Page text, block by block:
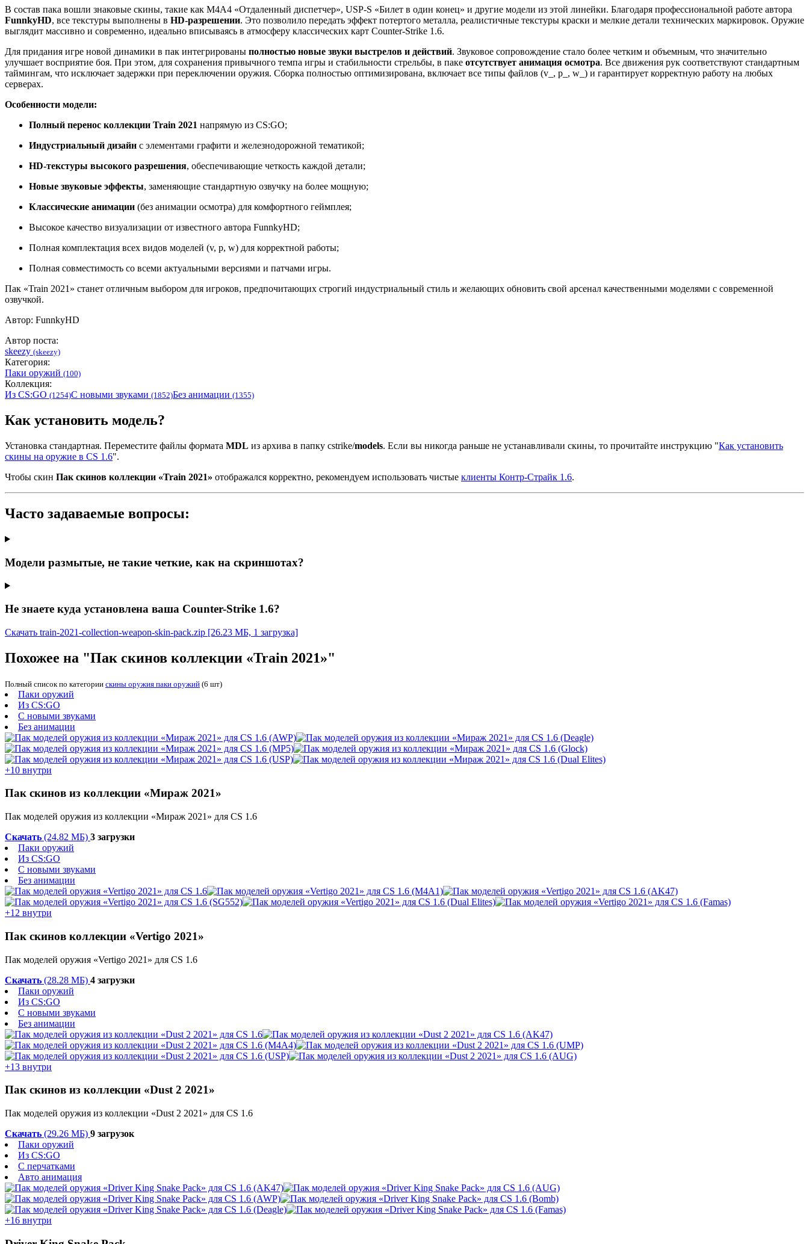
В состав пака вошли знаковые скины, такие как M4A4 «Отдаленный диспетчер», USP-S «Билет в один конец» и другие модели из этой линейки. Благодаря профессиональной работе автора
FunnkyHD, все текстуры выполнены в HD-разрешении. Это позволило передать эффект потертого металла, реалистичные текстуры краски и мелкие детали технических маркировок. Оружие
выглядит массивно и современно, идеально вписываясь в атмосферу классических карт Counter-Strike 1.6.
Для придания игре новой динамики в пак интегрированы полностью новые звуки выстрелов и действий. Звуковое сопровождение стало более четким и объемным, что значительно
улучшает восприятие боя. При этом, для сохранения привычного темпа игры и стабильности стрельбы, в паке отсутствует анимация осмотра. Все движения рук соответствуют стандартным
таймингам, что исключает задержки при переключении оружия. Сборка полностью оптимизирована, включает все типы файлов (v_, p_, w_) и гарантирует корректную работу на любых
серверах.
Особенности модели:
Полный перенос коллекции Train 2021 напрямую из CS:GO;
Индустриальный дизайн с элементами графити и железнодорожной тематикой;
HD-текстуры высокого разрешения, обеспечивающие четкость каждой детали;
Новые звуковые эффекты, заменяющие стандартную озвучку на более мощную;
Классические анимации (без анимации осмотра) для комфортного геймплея;
Высокое качество визуализации от известного автора FunnkyHD;
Полная комплектация всех видов моделей (v, p, w) для корректной работы;
Полная совместимость со всеми актуальными версиями и патчами игры.
Пак «Train 2021» станет отличным выбором для игроков, предпочитающих строгий индустриальный стиль и желающих обновить свой арсенал качественными моделями с современной
озвучкой.
Автор: FunnkyHD
Автор поста:
skeezy (skeezy)
Категория:
Паки оружий (100)
Коллекция:
Из CS:GO (1254)С новыми звуками (1852)Без анимации (1355)
Как установить модель?
Установка стандартная. Переместите файлы формата MDL из архива в папку cstrike/models. Если вы никогда раньше не устанавливали скины, то прочитайте инструкцию "Как установить
скины на оружие в CS 1.6".
Чтобы скин Пак скинов коллекции «Train 2021» отображался корректно, рекомендуем использовать чистые клиенты Контр-Страйк 1.6.
Часто задаваемые вопросы:
Модели размытые, не такие четкие, как на скриншотах?
Не знаете куда установлена ваша Counter-Strike 1.6?
Скачать train-2021-collection-weapon-skin-pack.zip [26.23 МБ, 1 загрузка]
Похожее на "Пак скинов коллекции «Train 2021»"
Полный список по категории скины оружия паки оружий (6 шт)
Паки оружий
Из CS:GO
С новыми звуками
Без анимации
+10 внутри
Пак скинов из коллекции «Мираж 2021»
Пак моделей оружия из коллекции «Мираж 2021» для CS 1.6
Скачать (24.82 МБ) 3 загрузки
Паки оружий
Из CS:GO
С новыми звуками
Без анимации
+12 внутри
Пак скинов коллекции «Vertigo 2021»
Пак моделей оружия «Vertigo 2021» для CS 1.6
Скачать (28.28 МБ) 4 загрузки
Паки оружий
Из CS:GO
С новыми звуками
Без анимации
+13 внутри
Пак скинов из коллекции «Dust 2 2021»
Пак моделей оружия из коллекции «Dust 2 2021» для CS 1.6
Скачать (29.26 МБ) 9 загрузок
Паки оружий
Из CS:GO
С перчатками
Авто анимация
+16 внутри